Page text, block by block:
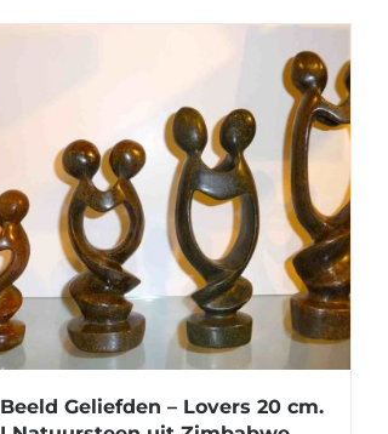
Beeld Geliefden – Lovers 20 cm.